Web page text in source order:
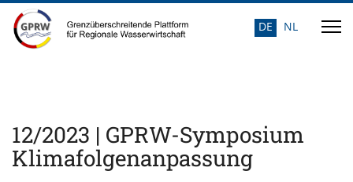
Sprache
DE NL
12/2023 | GPRW-Symposium
Klimafolgenanpassung